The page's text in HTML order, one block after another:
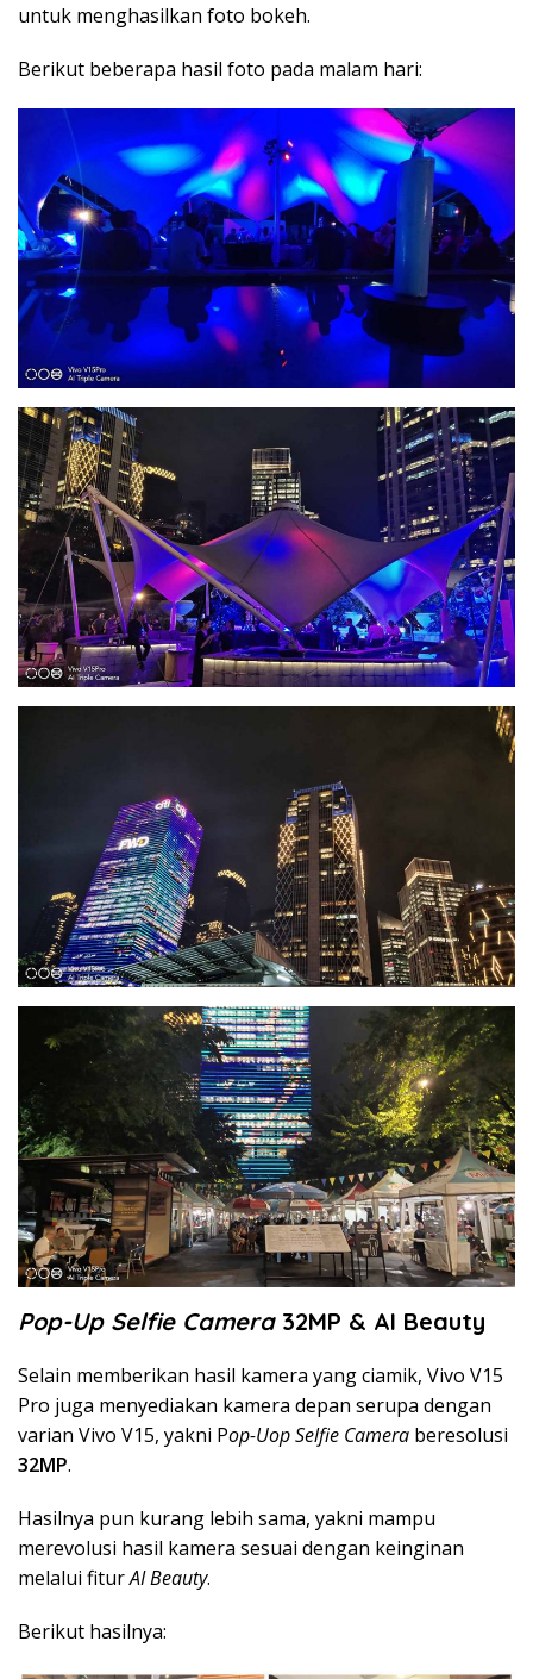
untuk menghasilkan foto bokeh.
Berikut beberapa hasil foto pada malam hari:
Pop-Up Selfie Camera32MP & AI Beauty
Selain memberikan hasil kamera yang ciamik, Vivo V15
Pro juga menyediakan kamera depan serupa dengan
varian Vivo V15, yakni Pop-Uop Selfie Camera beresolusi
32MP.
Hasilnya pun kurang lebih sama, yakni mampu
merevolusi hasil kamera sesuai dengan keinginan
melalui fiturAI Beauty.
Berikut hasilnya: